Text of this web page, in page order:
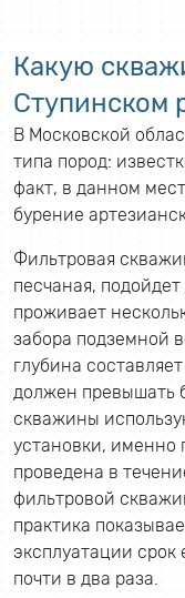
Какую
Ступинском
В Московской
типа пород:
факт, в данном
бурение
Фильтровая
песчаная,
проживает
забора подземной
глубина
должен превышать
скважины
установки, именно
проведена в
фильтровой
практика
эксплуатации
почти в два раза.